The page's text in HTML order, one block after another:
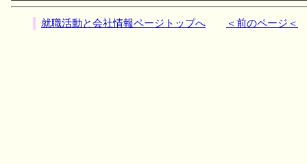
就職活動と会社情報ページトップへ ＜前のページ＜